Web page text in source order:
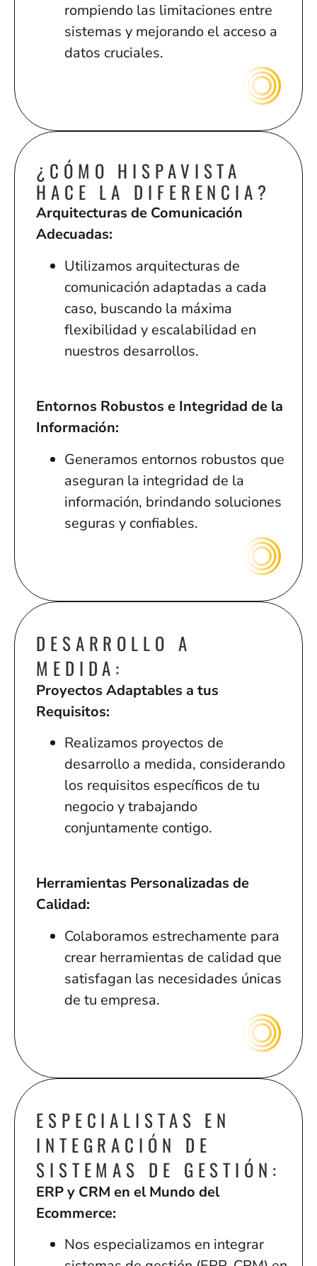
rompiendo las limitaciones entre
sistemas y mejorando el acceso a
datos cruciales.
¿CÓMO HISPAVISTA
HACE LA DIFERENCIA?
Arquitecturas de Comunicación
Adecuadas:
Utilizamos arquitecturas de
comunicación adaptadas a cada
caso, buscando la máxima
flexibilidad y escalabilidad en
nuestros desarrollos.
Entornos Robustos e Integridad de la
Información:
Generamos entornos robustos que
aseguran la integridad de la
información, brindando soluciones
seguras y confiables.
DESARROLLO A
MEDIDA:
Proyectos Adaptables a tus
Requisitos:
Realizamos proyectos de
desarrollo a medida, considerando
los requisitos específicos de tu
negocio y trabajando
conjuntamente contigo.
Herramientas Personalizadas de
Calidad:
Colaboramos estrechamente para
crear herramientas de calidad que
satisfagan las necesidades únicas
de tu empresa.
ESPECIALISTAS EN
INTEGRACIÓN DE
SISTEMAS DE GESTIÓN:
ERP y CRM en el Mundo del
Ecommerce:
Nos especializamos en integrar